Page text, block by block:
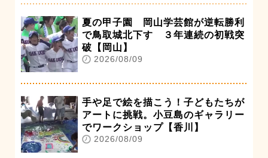
夏の甲子園 岡山学芸館が逆転勝利
で鳥取城北下す ３年連続の初戦突
破【岡山】
2026/08/09
手や足で絵を描こう！子どもたちが
アートに挑戦。小豆島のギャラリー
でワークショップ【香川】
2026/08/09